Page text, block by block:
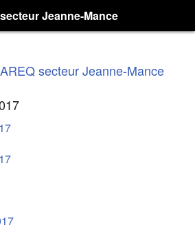
Jeanne-Mance
AREQ secteur Jeanne-Mance